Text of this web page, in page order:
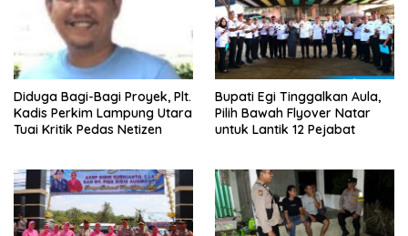
Diduga Bagi-Bagi Proyek, Plt.
Kadis Perkim Lampung Utara
Tuai Kritik Pedas Netizen
Bupati Egi Tinggalkan Aula,
Pilih Bawah Flyover Natar
untuk Lantik 12 Pejabat